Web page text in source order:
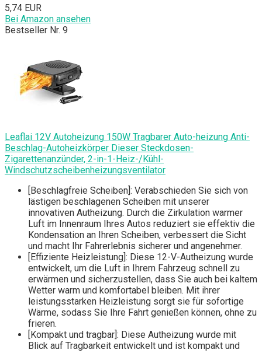
5,74 EUR
Bei Amazon ansehen
Bestseller Nr. 9
Leaflai 12V Autoheizung 150W Tragbarer Auto-heizung Anti-
Beschlag-Autoheizkörper Dieser Steckdosen-
Zigarettenanzünder, 2-in-1-Heiz-/Kühl-
Windschutzscheibenheizungsventilator
[Beschlagfreie Scheiben]: Verabschieden Sie sich von
lästigen beschlagenen Scheiben mit unserer
innovativen Autheizung. Durch die Zirkulation warmer
Luft im Innenraum Ihres Autos reduziert sie effektiv die
Kondensation an Ihren Scheiben, verbessert die Sicht
und macht Ihr Fahrerlebnis sicherer und angenehmer.
[Effiziente Heizleistung]: Diese 12-V-Autheizung wurde
entwickelt, um die Luft in Ihrem Fahrzeug schnell zu
erwärmen und sicherzustellen, dass Sie auch bei kaltem
Wetter warm und komfortabel bleiben. Mit ihrer
leistungsstarken Heizleistung sorgt sie für sofortige
Wärme, sodass Sie Ihre Fahrt genießen können, ohne zu
frieren.
[Kompakt und tragbar]: Diese Autheizung wurde mit
Blick auf Tragbarkeit entwickelt und ist kompakt und